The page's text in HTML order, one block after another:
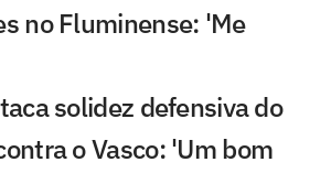
no Fluminense: 'Me
solidez defensiva do
o Vasco: 'Um bom